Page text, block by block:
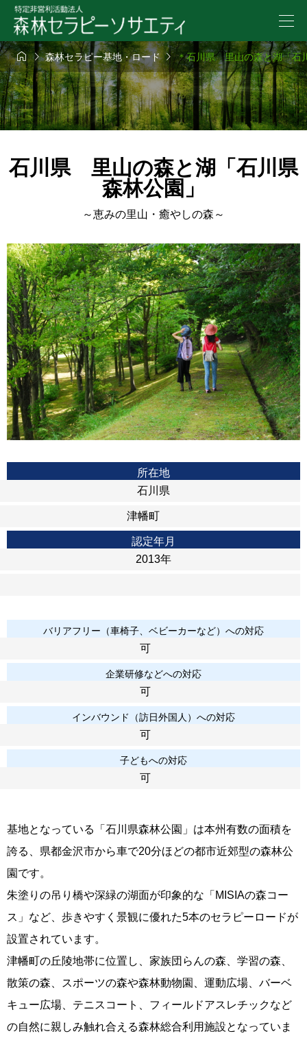
森林セラピー基地・ロード＊石川県 里山の森と湖「石
石川県 里山の森と湖「石川県
森林公園」
～恵みの里山・癒やしの森～
所在地
石川県
津幡町
認定年月
2013年
バリアフリー（車椅子、ベビーカーなど）への対応
可
企業研修などへの対応
可
インバウンド（訪日外国人）への対応
可
子どもへの対応
可
基地となっている「石川県森林公園」は本州有数の面積を
誇る、県都金沢市から車で20分ほどの都市近郊型の森林公
園です。
朱塗りの吊り橋や深緑の湖面が印象的な「MISIAの森コー
ス」など、歩きやすく景観に優れた5本のセラピーロードが
設置されています。
津幡町の丘陵地帯に位置し、家族団らんの森、学習の森、
散策の森、スポーツの森や森林動物園、運動広場、バーベ
キュー広場、テニスコート、フィールドアスレチックなど
の自然に親しみ触れ合える森林総合利用施設となっていま